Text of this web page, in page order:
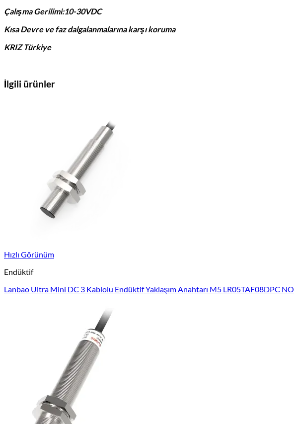
Çalışma Gerilimi:10-30VDC
Kısa Devre ve faz dalgalanmalarına karşı koruma
KRIZ Türkiye
İlgili ürünler
Hızlı Görünüm
Endüktif
Lanbao Ultra Mini DC 3 Kablolu Endüktif Yaklaşım Anahtarı M5 LR05TAF08DPC NO